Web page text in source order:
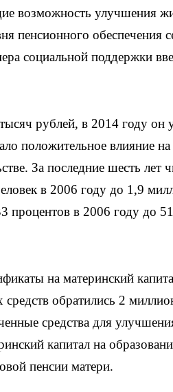
возможность улучшения
пенсионного обеспечения
социальной поддержки
рублей, в 2014 году он
положительное влияние на
За последние шесть лет
в 2006 году до 1,9
в 2006 году до
на материнский
обратились 2
средства для
капитал на
пенсии матери.